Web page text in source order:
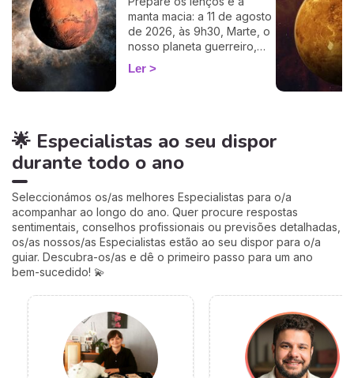
100%, apenas precisa de
ter a hora e o local do seu
nascimento.
manta macia: a 11 de agosto
de 2026, às 9h30, Marte, o
nosso planeta guerreiro,
guarda a espada, deixa a
agitação mental de Gémeos
Muitos astrólogos
desprezam este trânsito por
o acharem «fraco»… mas eu
talvez um dos mais
profundamente humanos do
ano. Siga-me: o seu
coração vai perceber. 💛
Ler
🌟 Especialistas ao seu dispor
durante todo o ano
Seleccionámos os/as melhores Especialistas para o/a
acompanhar ao longo do ano. Quer procure respostas
sentimentais, conselhos profissionais ou previsões detalhadas,
os/as nossos/as Especialistas estão ao seu dispor para o/a
guiar. Descubra-os/as e dê o primeiro passo para um ano
bem-sucedido! 💫